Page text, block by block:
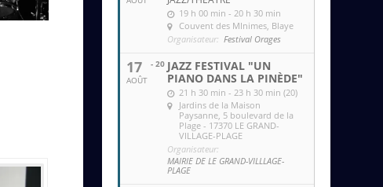
19 h 00 min - 20 h 30 min
Couvent des MInimes , Blaye
Organisateur: Festival Orages
17
AOÛT
- 20 JAZZ FESTIVAL "UN
PIANO DANS LA PINÈDE"
21 h 30 min - 23 h 30 min (20)
Jardins de la Maison
Paysanne , 5 boulevard de la
Plage - 17370 LE GRAND-
VILLAGE-PLAGE
Organisateur:
MAIRIE DE LE GRAND-VILLLAGE-
PLAGE